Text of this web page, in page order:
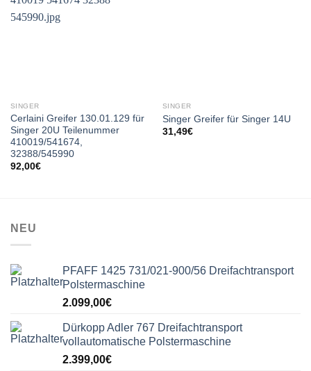
SINGER
Cerlaini Greifer 130.01.129 für
Singer 20U Teilenummer
410019/541674,
32388/545990
92,00€
SINGER
Singer Greifer für Singer 14U
31,49€
NEU
PFAFF 1425 731/021-900/56 Dreifachtransport
Polstermaschine
2.099,00€
Dürkopp Adler 767 Dreifachtransport
vollautomatische Polstermaschine
2.399,00€